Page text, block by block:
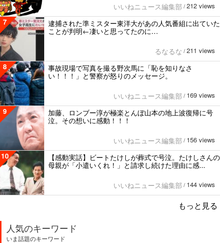
いいねニュース編集部 / 212 views
7
逮捕された準ミスター東洋大があの人気番組に出ていた
ことが判明←凄いと思ってたのに…
るなるな / 211 views
8
事故現場で写真を撮る野次馬に「恥を知りなさ
い！！！」と警察が怒りのメッセージ。
いいねニュース編集部 / 169 views
9
加藤、ロンブー淳が極楽とんぼ山本の地上波復帰に号
泣。その想いに感動！！！
いいねニュース編集部 / 156 views
10
【感動実話】ビートたけしが葬式で号泣。たけしさんの
母親が「小遣いくれ！」と請求し続けた理由に感...
いいねニュース編集部 / 144 views
もっと見る
人気のキーワード
いま話題のキーワード